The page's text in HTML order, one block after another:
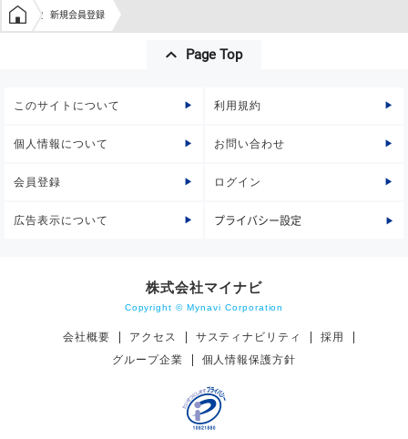
学生の窓口トップ
新規会員登録
Page Top
このサイトについて 利用規約
個人情報について お問い合わせ
会員登録 ログイン
広告表示について プライバシー設定
株式会社マイナビ
Copyright © Mynavi Corporation
会社概要 アクセス サスティナビリティ
採用
グループ企業
個人情報保護方針